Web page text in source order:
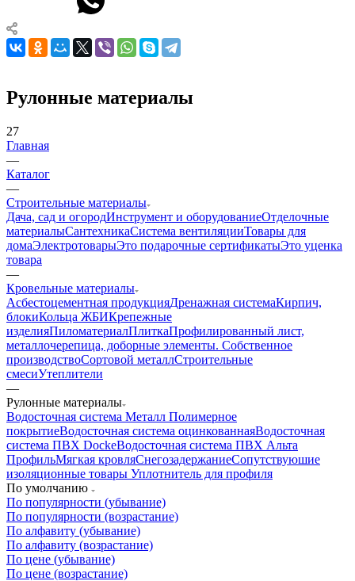
Рулонные материалы
27
Главная
—
Каталог
—
Строительные материалы
Дача, сад и огородИнструмент и оборудованиеОтделочные
материалыСантехникаСистема вентиляцииТовары для
домаЭлектротоварыЭто подарочные сертификатыЭто уценка
товара
—
Кровельные материалы
Асбестоцементная продукцияДренажная системаКирпич,
блокиКольца ЖБИКрепежные
изделияПиломатериалПлиткаПрофилированный лист,
металлочерепица, доборные элементы. Собственное
производствоСортовой металлСтроительные
смесиУтеплители
—
Рулонные материалы
Водосточная система Металл Полимерное
покрытиеВодосточная система оцинкованнаяВодосточная
система ПВХ DockeВодосточная система ПВХ Альта
ПрофильМягкая кровляСнегозадержаниеСопутствуюшие
изоляционные товары Уплотнитель для профиля
По умолчанию
По популярности (убывание)
По популярности (возрастание)
По алфавиту (убывание)
По алфавиту (возрастание)
По цене (убывание)
По цене (возрастание)